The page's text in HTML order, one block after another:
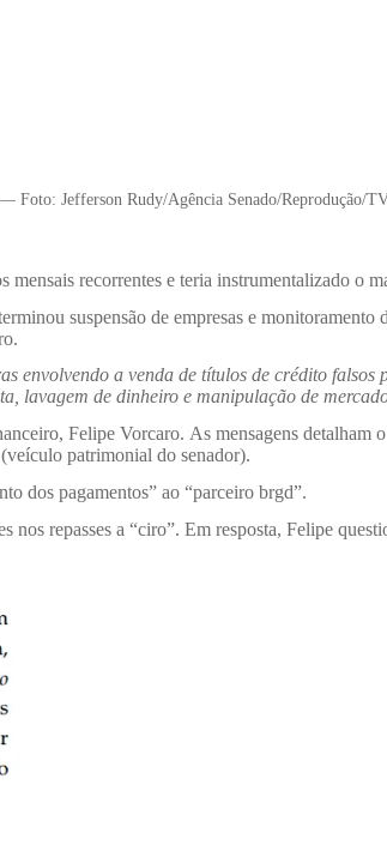
Foto: Jefferson Rudy/Agência Senado/Reprodução/
recorrentes e teria instrumentalizado o
suspensão de empresas e
a venda de títulos de crédito
lavagem de dinheiro e manipulação de
Felipe Vorcaro. As mensagens detalham
patrimonial do senador).
dos pagamentos” ao “parceiro brgd”.
repasses a “ciro”. Em resposta, Felipe